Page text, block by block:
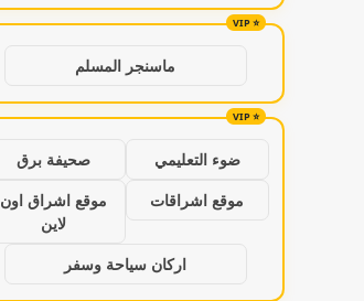
ماسنجر المسلم
ضوء التعليمي
صحيفة برق
موقع اشراقات
موقع اشراق اون
لاين
اركان سياحة وسفر